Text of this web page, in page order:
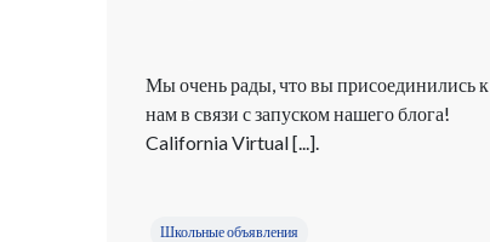
Мы очень рады, что вы присоединились к
нам в связи с запуском нашего блога!
California Virtual [...].
Школьные объявления